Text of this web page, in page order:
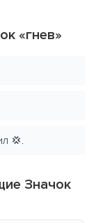
«гнев»
💢.
Значок